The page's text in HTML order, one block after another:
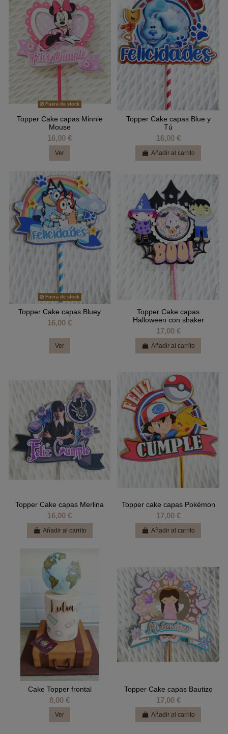
Fuera de stock
Topper Cake capas Minnie
Mouse
16,00 €
Ver
Topper Cake capas Blue y
Tú
16,00 €
Añadir al carrito
Fuera de stock
Topper Cake capas Bluey
16,00 €
Ver
Topper Cake capas
Halloween con shaker
17,00 €
Añadir al carrito
Topper Cake capas Merlina
16,00 €
Añadir al carrito
Topper cake capas Pokémon
17,00 €
Añadir al carrito
Cake Topper frontal
8,00 €
Ver
Topper Cake capas Bautizo
17,00 €
Añadir al carrito